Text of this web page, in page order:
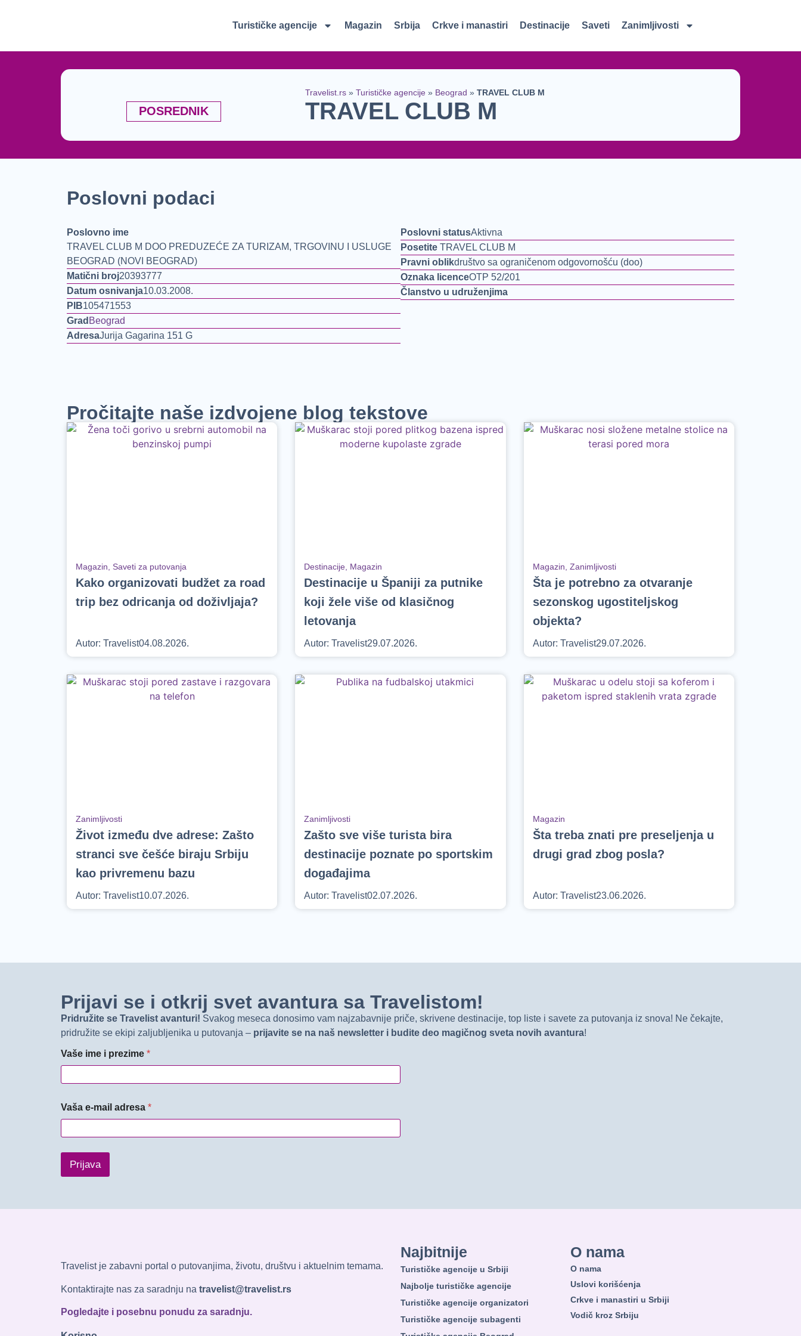
Turističke agencije Magazin Srbija Crkve i manastiri Destinacije Saveti Zanimljivosti
POSREDNIK
Travelist.rs» Turističke agencije» Beograd » TRAVEL CLUB M
TRAVEL CLUB M
Poslovni podaci
Poslovno ime
TRAVEL CLUB M DOO PREDUZEĆE ZA TURIZAM, TRGOVINU I USLUGE
BEOGRAD (NOVI BEOGRAD)
Matični broj20393777
Datum osnivanja10.03.2008.
PIB105471553
Grad Beograd
AdresaJurija Gagarina 151 G
Poslovni statusAktivna
Posetite TRAVEL CLUB M
Pravni oblikdruštvo sa ograničenom odgovornošću (doo)
Oznaka licenceOTP 52/201
Članstvo u udruženjima
Pročitajte naše izdvojene blog tekstove
Magazin Saveti za putovanja
Kako organizovati budžet za road
trip bez odricanja od doživljaja?
Autor: Travelist04.08.2026.
Destinacije Magazin
Destinacije u Španiji za putnike
koji žele više od klasičnog
letovanja
Autor: Travelist29.07.2026.
Magazin Zanimljivosti
Šta je potrebno za otvaranje
sezonskog ugostiteljskog
objekta?
Autor: Travelist29.07.2026.
Zanimljivosti
Život između dve adrese: Zašto
stranci sve češće biraju Srbiju
kao privremenu bazu
Autor: Travelist10.07.2026.
Zanimljivosti
Zašto sve više turista bira
destinacije poznate po sportskim
događajima
Autor: Travelist02.07.2026.
Magazin
Šta treba znati pre preseljenja u
drugi grad zbog posla?
Autor: Travelist23.06.2026.
Prijavi se i otkrij svet avantura sa Travelistom!
Pridružite se Travelist avanturi! Svakog meseca donosimo vam najzabavnije priče, skrivene destinacije, top liste i savete za putovanja iz snova! Ne čekajte,
pridružite se ekipi zaljubljenika u putovanja – prijavite se na naš newsletter i budite deo magičnog sveta novih avantura!
Vaše ime i prezime *
Vaša e-mail adresa *
Prijava
Travelist je zabavni portal o putovanjima, životu, društvu i aktuelnim temama.
Kontaktirajte nas za saradnju na travelist@travelist.rs
Pogledajte i posebnu ponudu za saradnju.
Najbitnije
Turističke agencije u Srbiji
Najbolje turističke agencije
Turističke agencije organizatori
Turističke agencije subagenti
O nama
O nama
Uslovi korišćenja
Crkve i manastiri u Srbiji
Vodič kroz Srbiju